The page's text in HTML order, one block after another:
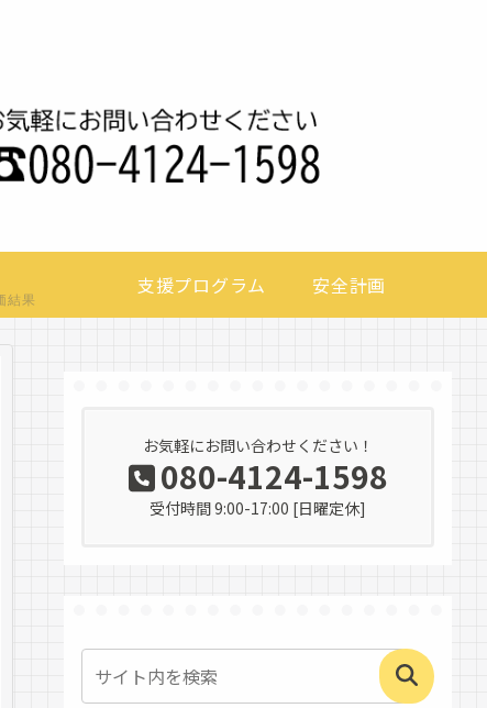
結果
支援プログラム 安全計画
お気軽にお問い合わせください！
080-4124-1598
受付時間 9:00-17:00 [日曜定休]